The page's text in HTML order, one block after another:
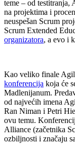
teme – od testitranja,
na projektima i
neuspešan Scrum
Scrum Extended
organizatora, a evo i
Kao veliko finale
konferencija koja će
Madlenijanum.
od najvećih imena
Ran Niman i Petri
ovu temu.
Alliance (začetnika
ozbiljnosti i značaju